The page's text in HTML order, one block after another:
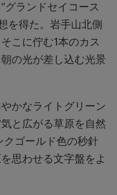
グランドセイコース
を得た。岩手山北側
こに佇む1本のカス
の光が差し込む光景
かなライトグリーン
と広がる草原を自然
ゴールド色の秒針
思わせる文字盤をよ